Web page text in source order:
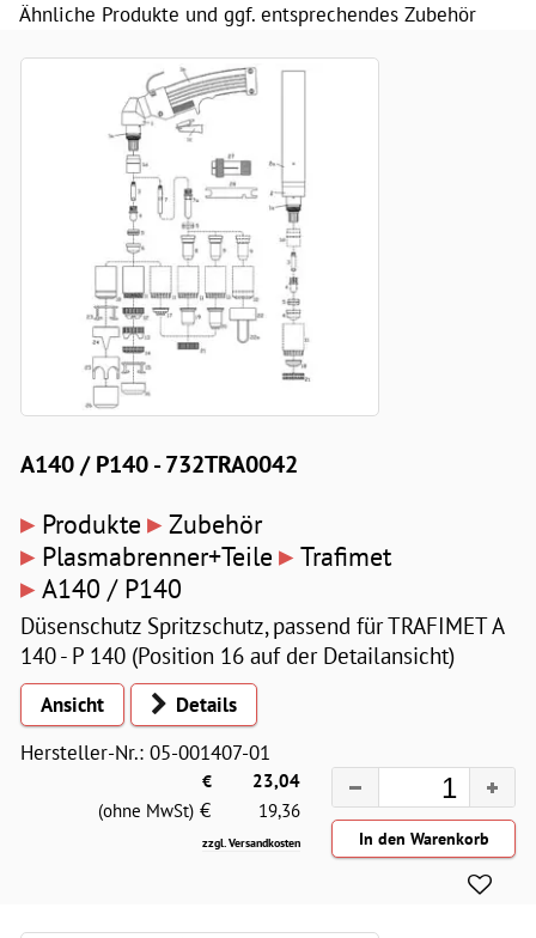
Ähnliche Produkte und ggf. entsprechendes Zubehör
A140 / P140 - 732TRA0042
▸ Produkte ▸ Zubehör
▸ Plasmabrenner+Teile ▸ Trafimet
▸ A140 / P140
Düsenschutz Spritzschutz, passend für TRAFIMET A
140 - P 140 (Position 16 auf der Detailansicht)
Ansicht
Details
Hersteller-Nr.: 05-001407-01
€
23,04
(ohne MwSt) € 19,36
zzgl. Versandkosten